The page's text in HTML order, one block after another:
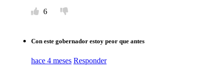
6
Con este gobernador estoy peor que antes
hace 4 meses Responder